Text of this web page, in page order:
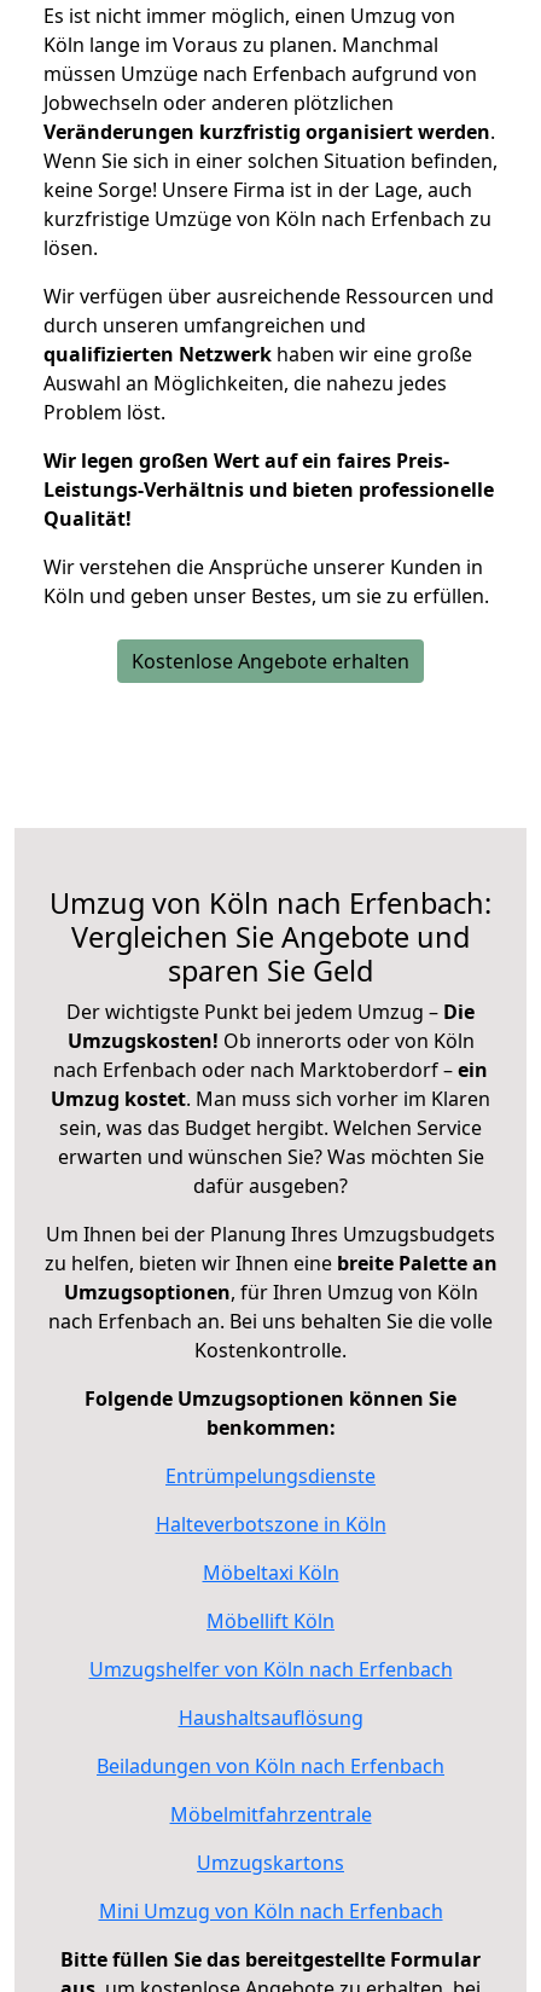
Es ist nicht immer möglich, einen Umzug von
Köln lange im Voraus zu planen. Manchmal
müssen Umzüge nach Erfenbach aufgrund von
Jobwechseln oder anderen plötzlichen
Veränderungen kurzfristig organisiert werden.
Wenn Sie sich in einer solchen Situation befinden,
keine Sorge! Unsere Firma ist in der Lage, auch
kurzfristige Umzüge von Köln nach Erfenbach zu
lösen.
Wir verfügen über ausreichende Ressourcen und
durch unseren umfangreichen und
qualifizierten Netzwerk haben wir eine große
Auswahl an Möglichkeiten, die nahezu jedes
Problem löst.
Wir legen großen Wert auf ein faires Preis-
Leistungs-Verhältnis und bieten professionelle
Qualität!
Wir verstehen die Ansprüche unserer Kunden in
Köln und geben unser Bestes, um sie zu erfüllen.
Kostenlose Angebote erhalten
Umzug von Köln nach Erfenbach:
Vergleichen Sie Angebote und
sparen Sie Geld
Der wichtigste Punkt bei jedem Umzug – Die
Umzugskosten! Ob innerorts oder von Köln
nach Erfenbach oder nach Marktoberdorf –ein
Umzug kostet. Man muss sich vorher im Klaren
sein, was das Budget hergibt. Welchen Service
erwarten und wünschen Sie? Was möchten Sie
dafür ausgeben?
Um Ihnen bei der Planung Ihres Umzugsbudgets
zu helfen, bieten wir Ihnen eine breite Palette an
Umzugsoptionen, für Ihren Umzug von Köln
nach Erfenbach an. Bei uns behalten Sie die volle
Kostenkontrolle.
Folgende Umzugsoptionen können Sie
benkommen:
Entrümpelungsdienste
Halteverbotszone in Köln
Möbeltaxi Köln
Möbellift Köln
Umzugshelfer von Köln nach Erfenbach
Haushaltsauflösung
Beiladungen von Köln nach Erfenbach
Möbelmitfahrzentrale
Umzugskartons
Mini Umzug von Köln nach Erfenbach
Bitte füllen Sie das bereitgestellte Formular